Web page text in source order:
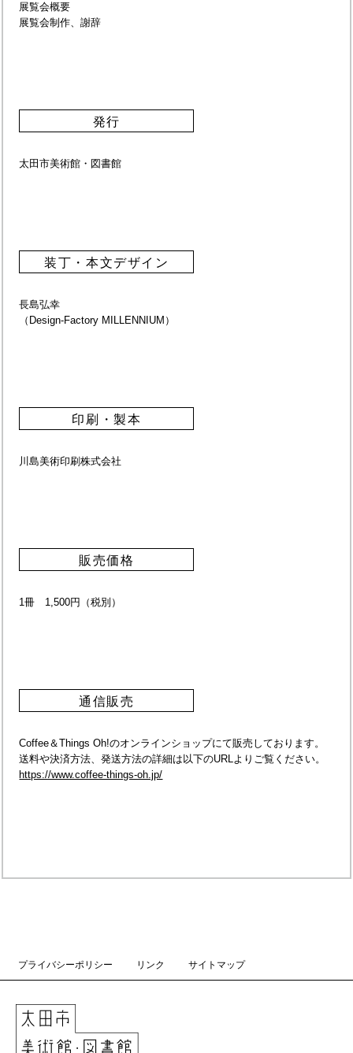
展覧会概要
展覧会制作、謝辞
発行
太田市美術館・図書館
装丁・本文デザイン
長島弘幸
（Design-Factory MILLENNIUM）
印刷・製本
川島美術印刷株式会社
販売価格
1冊 1,500円（税別）
通信販売
Coffee＆Things Oh!のオンラインショップにて販売しております。
送料や決済方法、発送方法の詳細は以下のURLよりご覧ください。
https://www.coffee-things-oh.jp/
プライバシーポリシー リンク サイトマップ